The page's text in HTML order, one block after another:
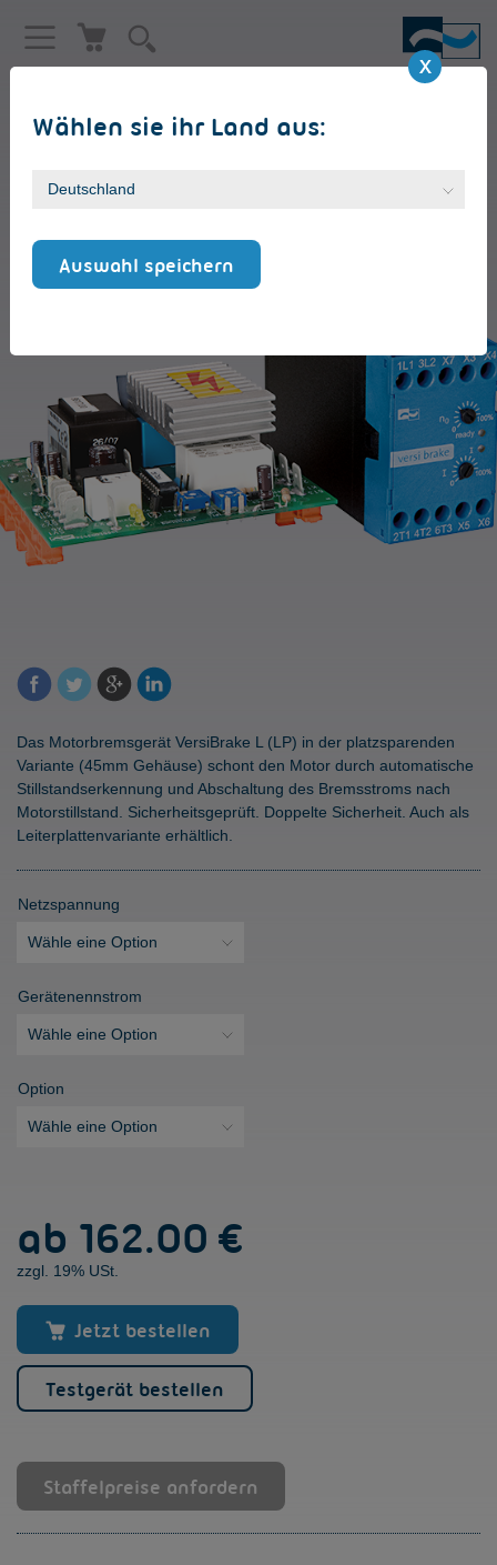
Wählen sie ihr Land aus:
Auswahl speichern
VersiBrake L (LP) [6 - 30A]
Das Motorbremsgerät VersiBrake L (LP) in der platzsparenden
Variante (45mm Gehäuse) schont den Motor durch automatische
Stillstandserkennung und Abschaltung des Bremsstroms nach
Motorstillstand. Sicherheitsgeprüft. Doppelte Sicherheit. Auch als
Leiterplattenvariante erhältlich.
Netzspannung
Gerätenennstrom
Option
(LP)
[6
30A]
Menge
ab 162.00 €
zzgl. 19% USt.
Jetzt bestellen
Testgerät bestellen
Staffelpreise anfordern